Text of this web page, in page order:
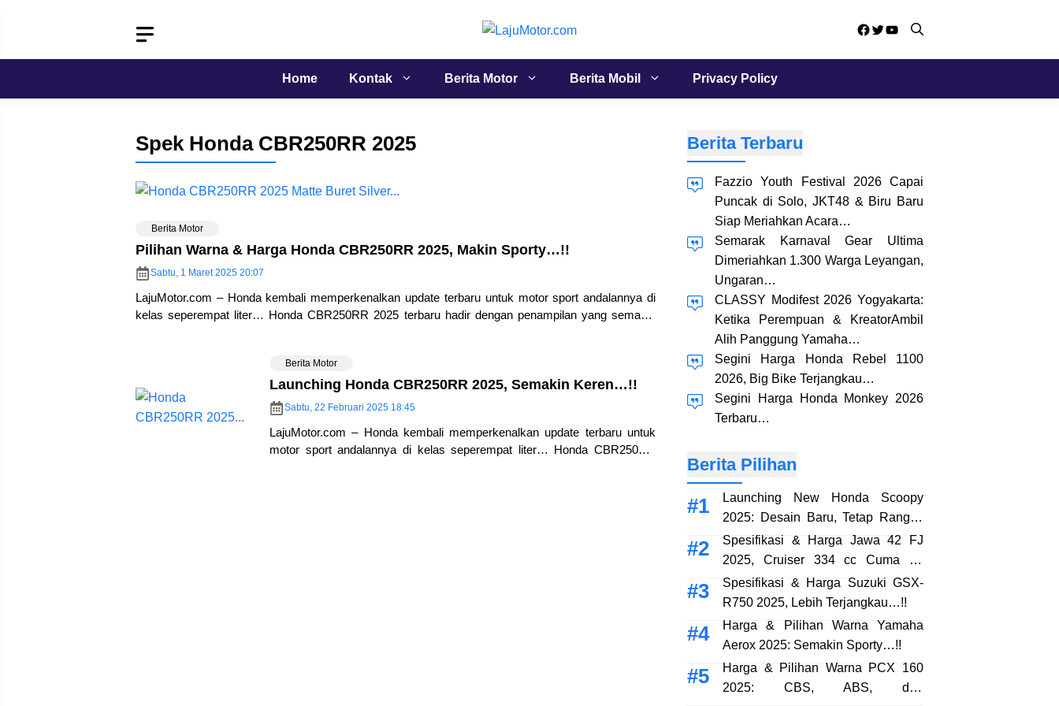
Facebook
Twitter
YouTube
Home Kontak Berita Motor Berita Mobil Privacy Policy
Spek Honda CBR250RR 2025
Berita Motor
Pilihan Warna & Harga Honda CBR250RR 2025, Makin Sporty…!!
Sabtu, 1 Maret 2025 20:07
LajuMotor.com – Honda kembali memperkenalkan update terbaru untuk motor sport andalannya di
kelas seperempat liter… Honda CBR250RR 2025 terbaru hadir dengan penampilan yang semakin
Berita Motor
Launching Honda CBR250RR 2025, Semakin Keren…!!
Sabtu, 22 Februari 2025 18:45
LajuMotor.com – Honda kembali memperkenalkan update terbaru untuk
motor sport andalannya di kelas seperempat liter… Honda CBR250RR
Berita Terbaru
Fazzio Youth Festival 2026 Capai
Puncak di Solo, JKT48 & Biru Baru
Siap Meriahkan Acara…
Semarak Karnaval Gear Ultima
Dimeriahkan 1.300 Warga Leyangan,
Ungaran…
CLASSY Modifest 2026 Yogyakarta:
Ketika Perempuan & KreatorAmbil
Alih Panggung Yamaha…
Segini Harga Honda Rebel 1100
2026, Big Bike Terjangkau…
Segini Harga Honda Monkey 2026
Terbaru…
Berita Pilihan
Launching New Honda Scoopy
2025: Desain Baru, Tetap Rangka
eSAF…!!
Spesifikasi & Harga Jawa 42 FJ
2025, Cruiser 334 cc Cuma 38
Jutaan…!!
Spesifikasi & Harga Suzuki GSX-
R750 2025, Lebih Terjangkau…!!
Harga & Pilihan Warna Yamaha
Aerox 2025: Semakin Sporty…!!
Harga & Pilihan Warna PCX 160
2025: CBS, ABS, dan